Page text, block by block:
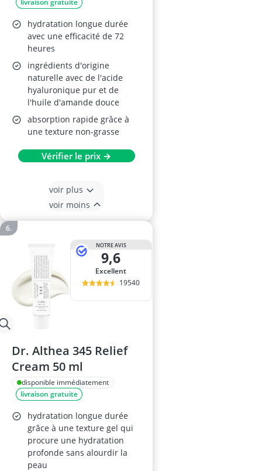
livraison gratuite
hydratation longue durée
avec une efficacité de 72
heures
ingrédients d'origine
naturelle avec de l'acide
hyaluronique pur et de
l'huile d'amande douce
absorption rapide grâce à
une texture non-grasse
Vérifier le prix →
voir plus
voir moins
NOTRE AVIS
9,6
Excellent
19540
Dr. Althea 345 Relief
Cream 50 ml
disponible immédiatement
livraison gratuite
hydratation longue durée
grâce à une texture gel qui
procure une hydratation
profonde sans alourdir la
peau